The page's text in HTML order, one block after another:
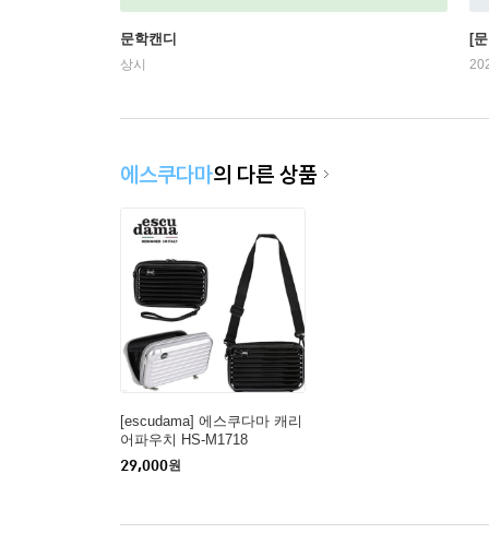
문학캔디
상시
[
에스쿠다마의 다른 상품
[escudama] 에스쿠다마 캐리
어파우치 HS-M1718
29,000원